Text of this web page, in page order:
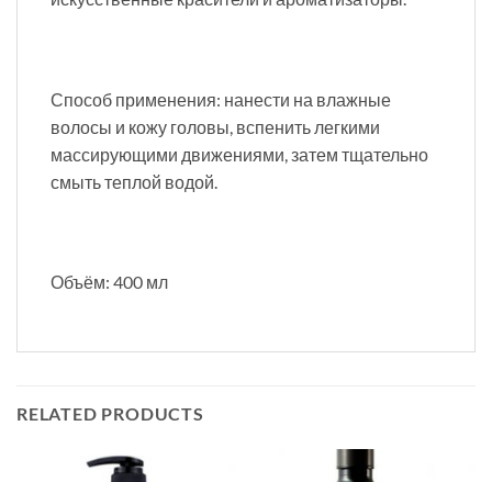
Способ применения: нанести на влажные
волосы и кожу головы, вспенить легкими
массирующими движениями, затем тщательно
смыть теплой водой.
Объём: 400 мл
RELATED PRODUCTS